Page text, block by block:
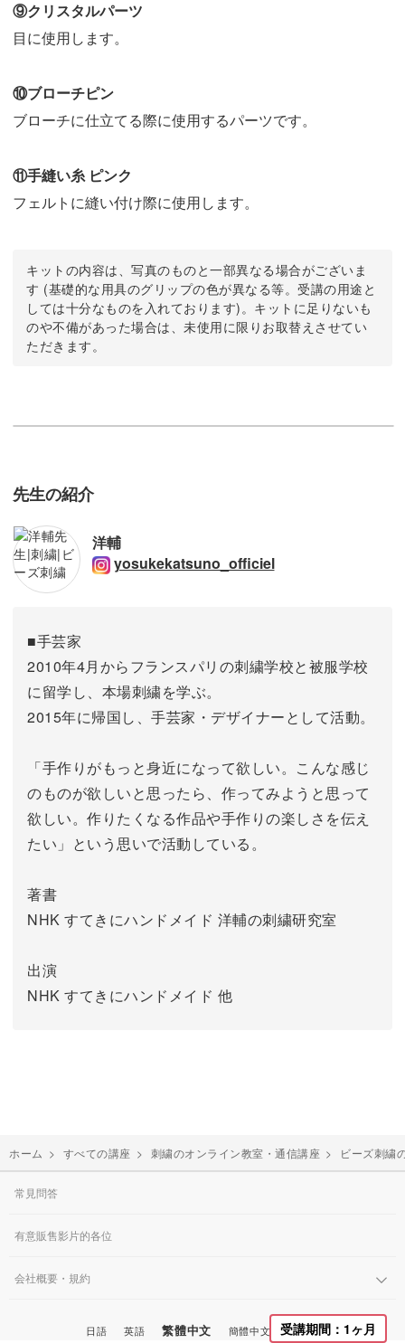
⑨クリスタルパーツ
目に使用します。
⑩ブローチピン
ブローチに仕立てる際に使用するパーツです。
⑪手縫い糸 ピンク
フェルトに縫い付け際に使用します。
キットの内容は、写真のものと一部異なる場合がございま
す (基礎的な用具のグリップの色が異なる等。受講の用途と
しては十分なものを入れております)。キットに足りないも
のや不備があった場合は、未使用に限りお取替えさせてい
ただきます。
先生の紹介
洋輔
yosukekatsuno_officiel
■手芸家
2010年4月からフランスパリの刺繍学校と被服学校
に留学し、本場刺繍を学ぶ。
2015年に帰国し、手芸家・デザイナーとして活動。
「手作りがもっと身近になって欲しい。こんな感じ
のものが欲しいと思ったら、作ってみようと思って
欲しい。作りたくなる作品や手作りの楽しさを伝え
たい」という思いで活動している。
著書
NHK すてきにハンドメイド 洋輔の刺繍研究室
出演
NHK すてきにハンドメイド 他
ホーム > すべての講座 > 刺繍のオンライン教室・通信講座 > ビーズ刺繍
受講期間：1ヶ月
常見問答
有意販售影片的各位
会社概要・規約
日語 英語 繁體中文 簡體中文 韓國語